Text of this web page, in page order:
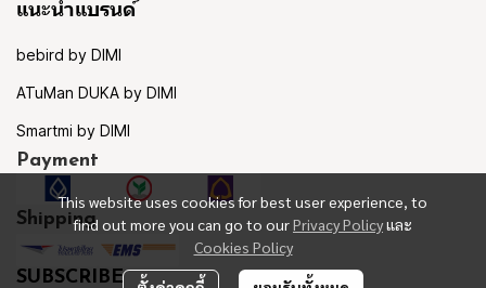
This website uses cookies for best user experience, to
find out more you can go to ourPrivacy Policyและ
Cookies Policy
แนะนำแบรนด์
bebird by DIMI
ATuMan DUKA by DIMI
Smartmi by DIMI
Payment
Shipping
SUBSCRIBE